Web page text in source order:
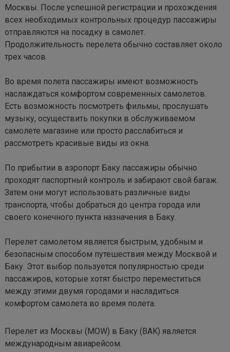
Москвы. После успешной регистрации и прохождения
всех необходимых контрольных процедур пассажиры
отправляются на посадку в самолет.
Продолжительность перелета обычно составляет около
трех часов.
Во время полета пассажиры имеют возможность
наслаждаться комфортом современных самолетов.
Есть возможность посмотреть фильмы, прослушать
музыку, осуществить покупки в обслуживаемом
самолете магазине или просто расслабиться и
рассмотреть красивые виды из окна.
По прибытии в аэропорт Баку пассажиры обычно
проходят паспортный контроль и забирают свой багаж.
Затем они могут использовать различные виды
транспорта, чтобы добраться до центра города или
своего конечного пункта назначения в Баку.
Перелет самолетом является быстрым, удобным и
безопасным способом путешествия между Москвой и
Баку. Этот выбор пользуется популярностью среди
пассажиров, которые хотят быстро переместиться
между этими двумя городами и насладиться
комфортом самолета во время полета.
Перелет из Москвы (МOW) в Баку (BAK) является
международным авиарейсом.